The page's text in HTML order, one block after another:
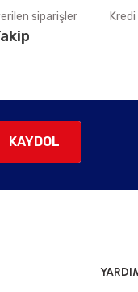
siparişler
KAYDOL